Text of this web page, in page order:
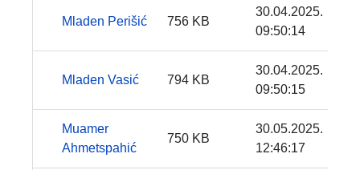
Mladen Perišić 756 KB
30.04.2025.
09:50:14
Mladen Vasić 794 KB
30.04.2025.
09:50:15
Muamer
Ahmetspahić
750 KB
30.05.2025.
12:46:17